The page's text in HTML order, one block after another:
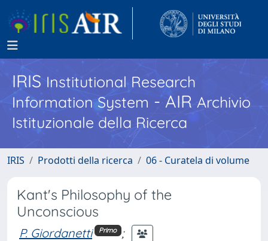
IRISInstitutional Research
Information System - AIR Archivio
Istituzionale della Ricerca
IRIS Prodotti della ricerca 06 - Curatela di volume
Kant's Philosophy of the
Unconscious
P. Giordanetti Primo ;